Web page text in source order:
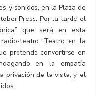
y sonidos, en la Plaza de
Press. Por la tarde el
que será en esta
teatro ‘Teatro en la
pretende convertirse en
en la empatía
privación de la vista, y el